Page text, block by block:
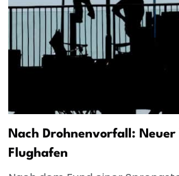
Nach Drohnenvorfall: Neuer
Flughafen